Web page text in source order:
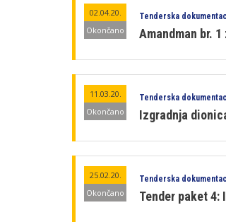
02.04.20.
Okončano
Tenderska
Amandman br.
11.03.20.
Okončano
Tenderska
Izgradnja
25.02.20.
Okončano
Tenderska
Tender paket